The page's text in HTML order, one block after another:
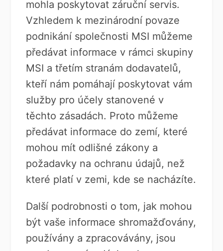
mohla poskytovat záruční servis.
Vzhledem k mezinárodní povaze
podnikání společnosti MSI můžeme
předávat informace v rámci skupiny
MSI a třetím stranám dodavatelů,
kteří nám pomáhají poskytovat vám
služby pro účely stanovené v
těchto zásadách. Proto můžeme
předávat informace do zemí, které
mohou mít odlišné zákony a
požadavky na ochranu údajů, než
které platí v zemi, kde se nacházíte.
Další podrobnosti o tom, jak mohou
být vaše informace shromažďovány,
používány a zpracovávány, jsou